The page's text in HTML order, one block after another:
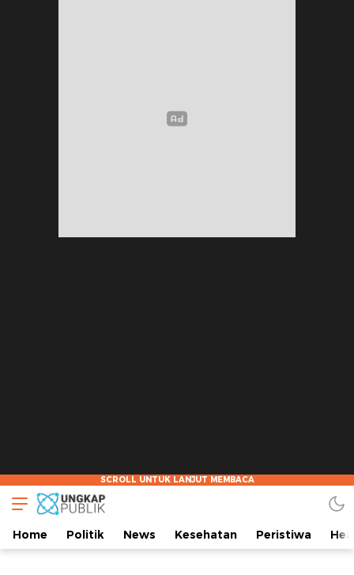
Home Politik News Kesehatan Peristiwa